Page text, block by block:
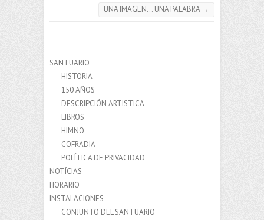
UNA IMAGEN… UNA PALABRA →
SANTUARIO
HISTORIA
150 AÑOS
DESCRIPCIÓN ARTISTICA
LIBROS
HIMNO
COFRADIA
POLÍTICA DE PRIVACIDAD
NOTÍCIAS
HORARIO
INSTALACIONES
CONJUNTO DEL SANTUARIO